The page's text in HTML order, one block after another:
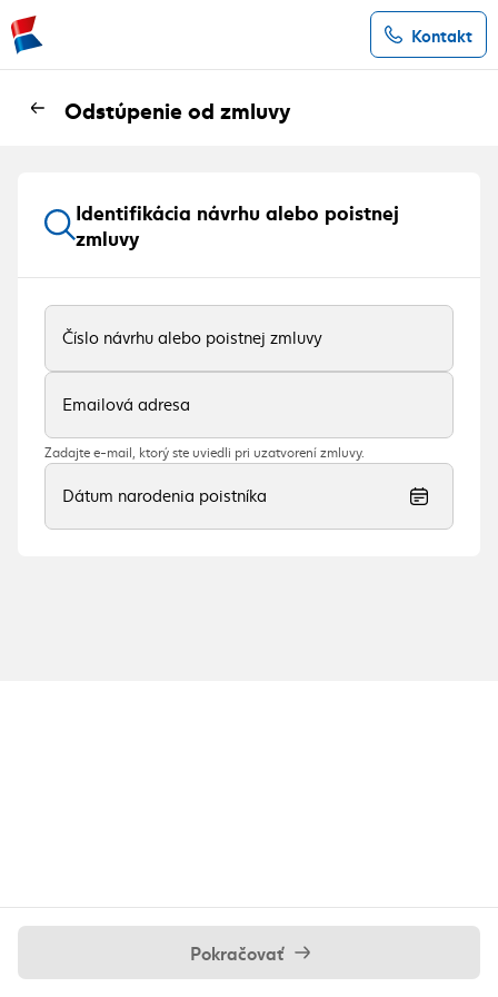
Kontakt
Odstúpenie od zmluvy
Identifikácia návrhu alebo poistnej
zmluvy
Číslo návrhu alebo poistnej zmluvy
Emailová adresa
Zadajte e-mail, ktorý ste uviedli pri uzatvorení zmluvy.
Dátum narodenia poistníka
Pokračovať